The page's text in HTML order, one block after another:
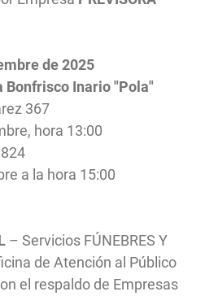
de 2025
Bonfrisco Inario "Pola"
367
hora 13:00
a la hora 15:00
– Servicios FÚNEBRES Y
de Atención al Público
el respaldo de Empresas